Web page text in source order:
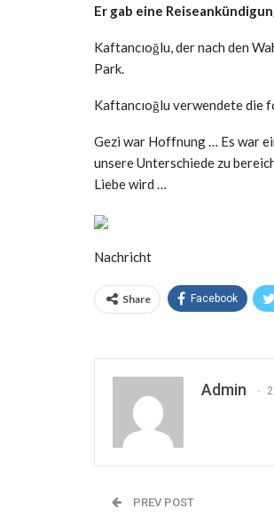
Er gab eine
Kaftancıoğlu, der nach den
Park.
Kaftancıoğlu verwendete die
Gezi war Hoffnung … Es war
unsere Unterschiede zu
Liebe wird …
Nachricht
Share Facebook
Admin
PREV POST